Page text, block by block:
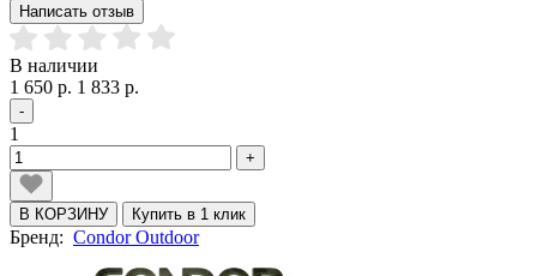
Написать отзыв
В наличии
1 650 р. 1 833 р.
-
1
+
В КОРЗИНУ Купить в 1 клик
Бренд: Condor Outdoor